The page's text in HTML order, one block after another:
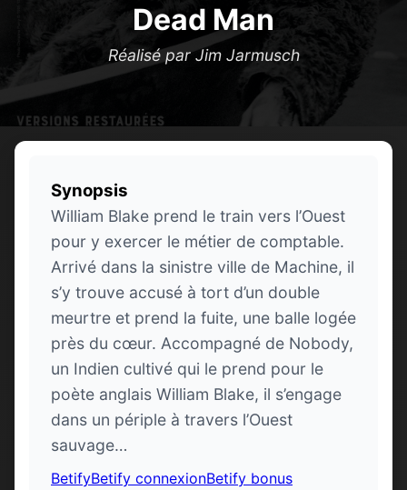
Dead Man
Réalisé par Jim Jarmusch
Synopsis
William Blake prend le train vers l’Ouest
pour y exercer le métier de comptable.
Arrivé dans la sinistre ville de Machine, il
s’y trouve accusé à tort d’un double
meurtre et prend la fuite, une balle logée
près du cœur. Accompagné de Nobody,
un Indien cultivé qui le prend pour le
poète anglais William Blake, il s’engage
dans un périple à travers l’Ouest
sauvage…
BetifyBetify connexionBetify bonus